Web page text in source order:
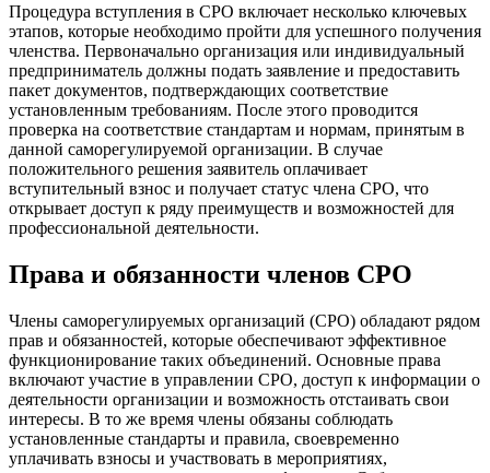
Процедура вступления в СРО включает несколько ключевых
этапов, которые необходимо пройти для успешного получения
членства. Первоначально организация или индивидуальный
предприниматель должны подать заявление и предоставить
пакет документов, подтверждающих соответствие
установленным требованиям. После этого проводится
проверка на соответствие стандартам и нормам, принятым в
данной саморегулируемой организации. В случае
положительного решения заявитель оплачивает
вступительный взнос и получает статус члена СРО, что
открывает доступ к ряду преимуществ и возможностей для
профессиональной деятельности.
Права и обязанности членов СРО
Члены саморегулируемых организаций (СРО) обладают рядом
прав и обязанностей, которые обеспечивают эффективное
функционирование таких объединений. Основные права
включают участие в управлении СРО, доступ к информации о
деятельности организации и возможность отстаивать свои
интересы. В то же время члены обязаны соблюдать
установленные стандарты и правила, своевременно
уплачивать взносы и участвовать в мероприятиях,